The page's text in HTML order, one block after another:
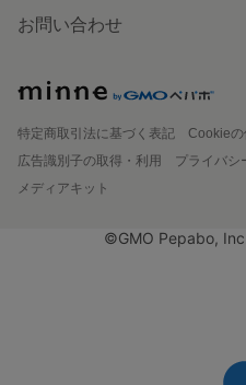
お問い合わせ
特定商取引法に基づく表記
Cookieの
広告識別子の取得・利用
プライバシ
メディアキット
©GMO Pepabo,